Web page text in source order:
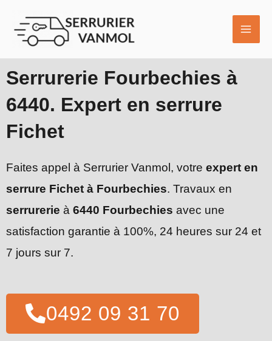
contenu
Serrurerie Fourbechies à
6440. Expert en serrure
Fichet
Faites appel à Serrurier Vanmol, votre expert en
serrure Fichet à Fourbechies. Travaux en
serrurerie à 6440 Fourbechies avec une
satisfaction garantie à 100%, 24 heures sur 24 et
7 jours sur 7.
0492 09 31 70